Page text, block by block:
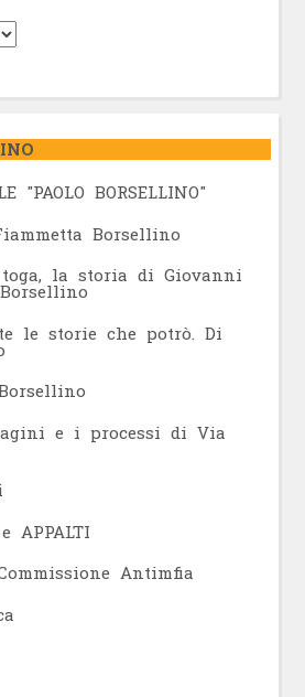
"PAOLO BORSELLINO"
Borsellino
la storia di Giovanni
le storie che potrò. Di
e i processi di Via
APPALTI
Antimfia